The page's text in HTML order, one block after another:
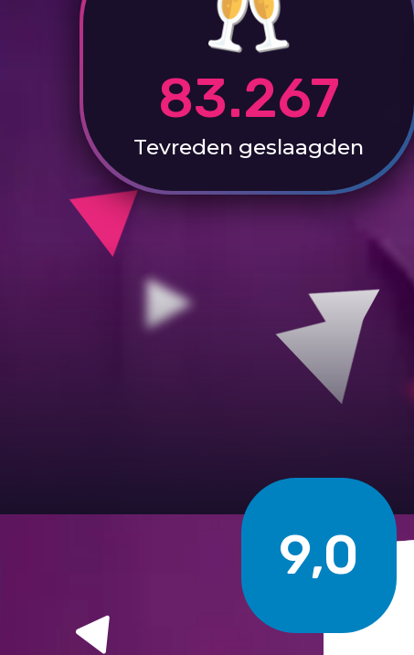
83.267
Tevreden geslaagden
9,0